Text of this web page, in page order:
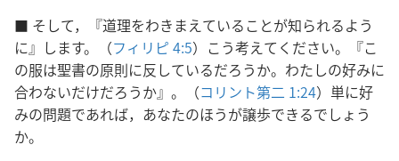
■ そして，『道理をわきまえていることが知られるよう
に』します。（フィリピ 4:5）こう考えてください。『こ
の服は聖書の原則に反しているだろうか。わたしの好みに
合わないだけだろうか』。（コリント第二 1:24）単に好
みの問題であれば，あなたのほうが譲歩できるでしょう
か。